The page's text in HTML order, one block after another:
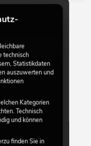
technisch
Statistikdaten
auszuwerten und
Kategorien
Technisch
und können
finden Sie in